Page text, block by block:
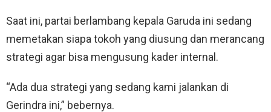
Saat ini, partai berlambang kepala Garuda ini sedang
memetakan siapa tokoh yang diusung dan merancang
strategi agar bisa mengusung kader internal.
“Ada dua strategi yang sedang kami jalankan di
Gerindra ini,” bebernya.